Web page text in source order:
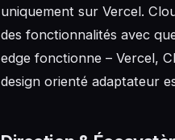
uniquement sur Vercel.
des fonctionnalités avec
edge fonctionne – Vercel,
design orienté adaptateur